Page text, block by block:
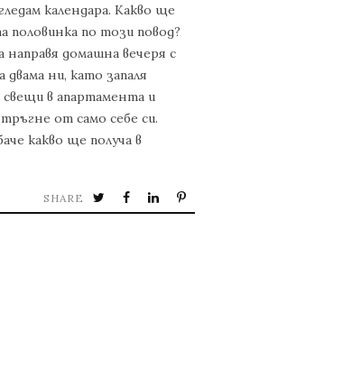
календара. Какво ще
половинка по този повод?
направя домашна вечеря с
ни, като запаля
в апартамента и
от само себе си.
какво ще получа в
SHARE